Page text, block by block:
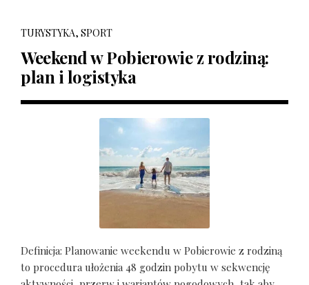
TURYSTYKA, SPORT
Weekend w Pobierowie z rodziną:
plan i logistyka
Definicja: Planowanie weekendu w Pobierowie z rodziną
to procedura ułożenia 48 godzin pobytu w sekwencję